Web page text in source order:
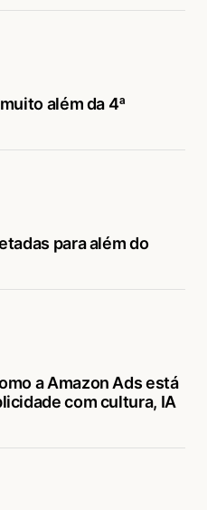
além da 4ª
para além do
a Amazon Ads está
com cultura, IA